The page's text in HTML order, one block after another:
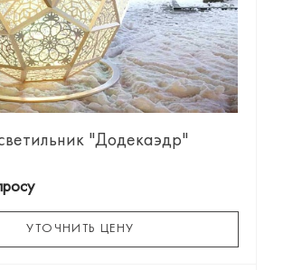
"Додекаэдр"
УТОЧНИТЬ ЦЕНУ